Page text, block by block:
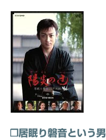
❒居眠り磐音という男